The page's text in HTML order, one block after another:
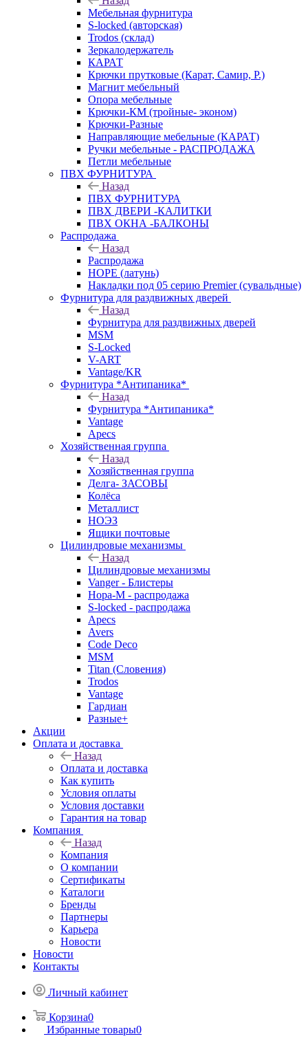
Мебельная фурнитура
S-locked (авторская)
Trodos (склад)
Зеркалодержатель
КАРАТ
Крючки прутковые (Карат, Самир, Р.)
Магнит мебельный
Опора мебельные
Крючки-КМ (тройные- эконом)
Крючки-Разные
Направляющие мебельные (КАРАТ)
Ручки мебельные - РАСПРОДАЖА
Петли мебельные
ПВХ ФУРНИТУРА
Назад
ПВХ ФУРНИТУРА
ПВХ ДВЕРИ -КАЛИТКИ
ПВХ ОКНА -БАЛКОНЫ
Распродажа
Назад
Распродажа
HOPE (латунь)
Накладки под 05 серию Premier (сувальдные)
Фурнитура для раздвижных дверей
Назад
Фурнитура для раздвижных дверей
MSM
S-Locked
V-ART
Vantage/KR
Фурнитура *Антипаника*
Назад
Фурнитура *Антипаника*
Vantage
Apecs
Хозяйственная группа
Назад
Хозяйственная группа
Делга- ЗАСОВЫ
Колёса
Металлист
НОЭЗ
Ящики почтовые
Цилиндровые механизмы
Назад
Цилиндровые механизмы
Vanger - Блистеры
Нора-М - распродажа
S-locked - распродажа
Apecs
Avers
Code Deco
MSM
Titan (Словения)
Trodos
Vantage
Гардиан
Разные+
Акции
Оплата и доставка
Назад
Оплата и доставка
Как купить
Условия оплаты
Условия доставки
Гарантия на товар
Компания
Назад
Компания
О компании
Сертификаты
Каталоги
Бренды
Партнеры
Карьера
Новости
Новости
Контакты
Личный кабинет
Корзина0
Избранные товары0